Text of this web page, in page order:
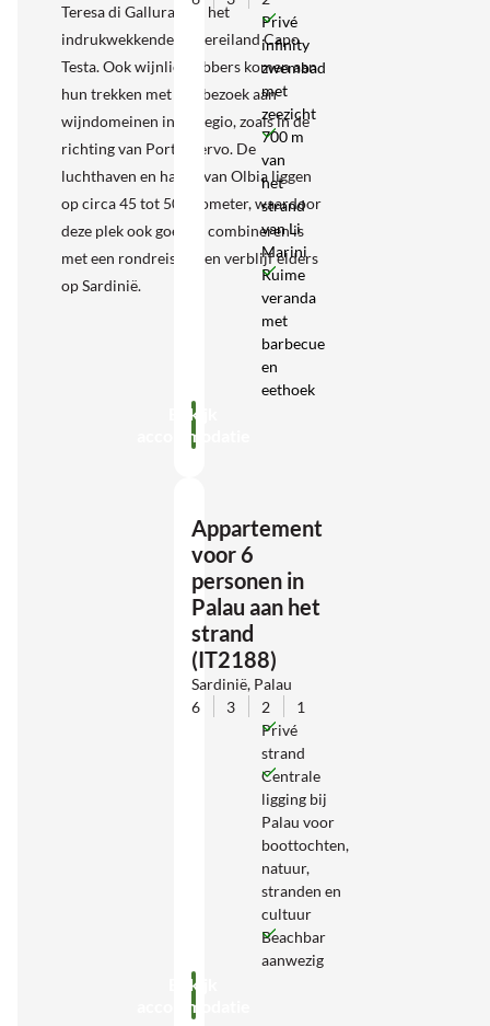
Teresa di Gallura met het
indrukwekkende schiereiland Capo
Testa. Ook wijnliefhebbers komen aan
hun trekken met een bezoek aan
wijndomeinen in de regio, zoals in de
richting van Porto Cervo. De
luchthaven en haven van Olbia liggen
op circa 45 tot 50 kilometer, waardoor
deze plek ook goed te combineren is
met een rondreis of een verblijf elders
op Sardinië.
Privé
infinity
zwembad
met
zeezicht
700 m
van
het
strand
van Li
Marini
Ruime
veranda
met
barbecue
en
eethoek
Bekijk
accommodatie
Appartement
voor 6
personen in
Palau aan het
strand
(IT2188)
Sardinië, Palau
6
3 2
1
Privé
strand
Centrale
ligging bij
Palau voor
boottochten,
natuur,
stranden en
cultuur
Beachbar
aanwezig
Bekijk
accommodatie